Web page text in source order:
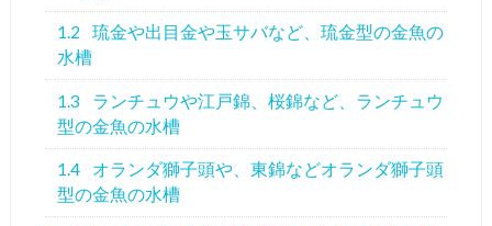
1.2
琉金や出目金や玉サバなど、琉金型の金魚の
水槽
1.3
ランチュウや江戸錦、桜錦など、ランチュウ
型の金魚の水槽
1.4
オランダ獅子頭や、東錦などオランダ獅子頭
型の金魚の水槽